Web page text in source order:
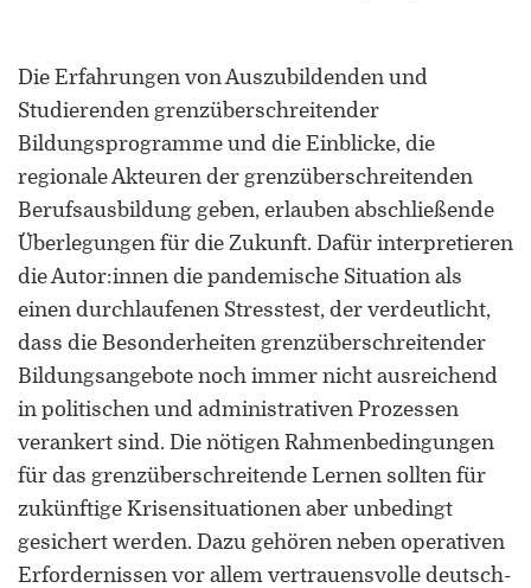
Die Erfahrungen von Auszubildenden und
Studierenden grenzüberschreitender
Bildungsprogramme und die Einblicke, die
regionale Akteuren der grenzüberschreitenden
Berufsausbildung geben, erlauben abschließende
Überlegungen für die Zukunft. Dafür interpretieren
die Autor:innen die pandemische Situation als
einen durchlaufenen Stresstest, der verdeutlicht,
dass die Besonderheiten grenzüberschreitender
Bildungsangebote noch immer nicht ausreichend
in politischen und administrativen Prozessen
verankert sind. Die nötigen Rahmenbedingungen
für das grenzüberschreitende Lernen sollten für
zukünftige Krisensituationen aber unbedingt
gesichert werden. Dazu gehören neben operativen
Erfordernissen vor allem vertrauensvolle deutsch-